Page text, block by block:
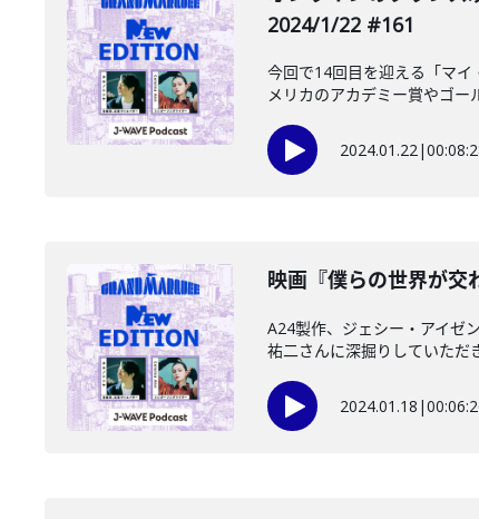
2024/1/22 #161
今回で14回目を迎える「マ
メリカのアカデミー賞やゴー
2024.01.22|
映画『僕らの世界が
A24製作、ジェシー・アイゼ
祐二さんに深掘りしていただ
2024.01.18 |